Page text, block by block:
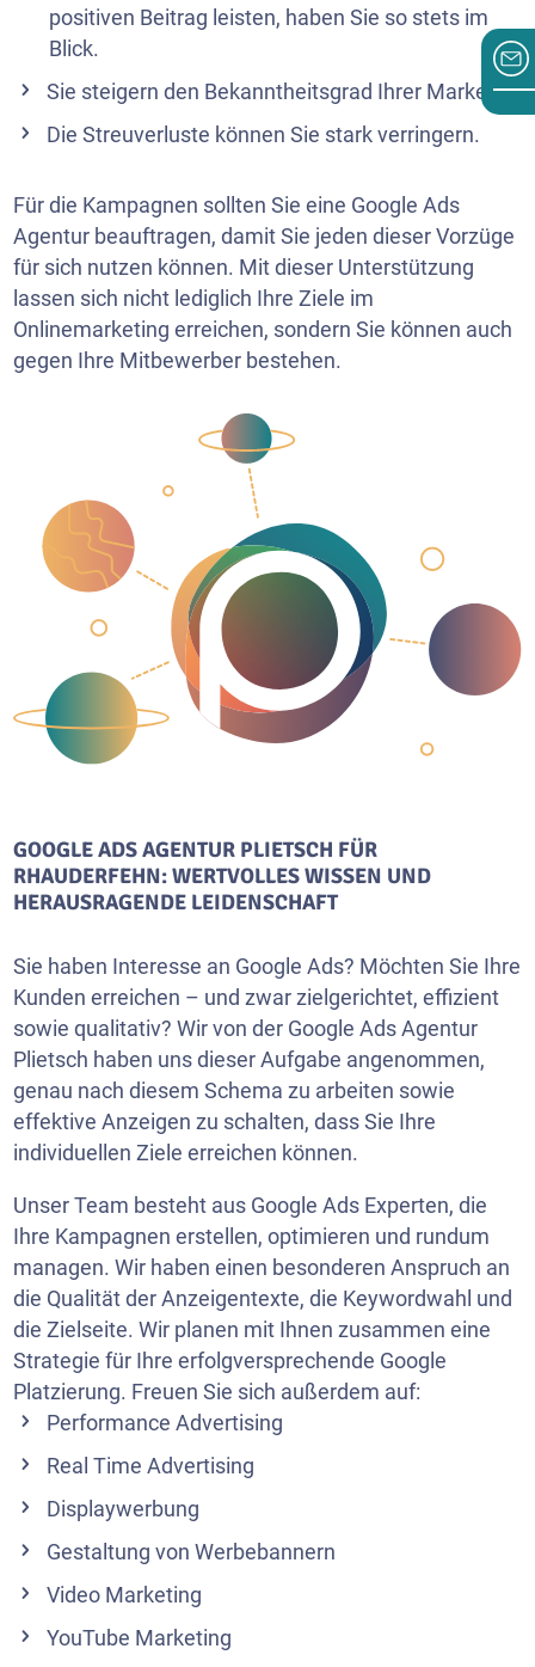
positiven Beitrag leisten, haben Sie so stets im
Blick.
Sie steigern den Bekanntheitsgrad Ihrer Marke.
Die Streuverluste können Sie stark verringern.
Für die Kampagnen sollten Sie eine Google Ads
Agentur beauftragen, damit Sie jeden dieser Vorzüge
für sich nutzen können. Mit dieser Unterstützung
lassen sich nicht lediglich Ihre Ziele im
Onlinemarketing erreichen, sondern Sie können auch
gegen Ihre Mitbewerber bestehen.
GOOGLE ADS AGENTUR PLIETSCH FÜR
RHAUDERFEHN: WERTVOLLES WISSEN UND
HERAUSRAGENDE LEIDENSCHAFT
Sie haben Interesse an Google Ads? Möchten Sie Ihre
Kunden erreichen – und zwar zielgerichtet, effizient
sowie qualitativ? Wir von der Google Ads Agentur
Plietsch haben uns dieser Aufgabe angenommen,
genau nach diesem Schema zu arbeiten sowie
effektive Anzeigen zu schalten, dass Sie Ihre
individuellen Ziele erreichen können.
Unser Team besteht aus Google Ads Experten, die
Ihre Kampagnen erstellen, optimieren und rundum
managen. Wir haben einen besonderen Anspruch an
die Qualität der Anzeigentexte, die Keywordwahl und
die Zielseite. Wir planen mit Ihnen zusammen eine
Strategie für Ihre erfolgversprechende Google
Platzierung. Freuen Sie sich außerdem auf:
Performance Advertising
Real Time Advertising
Displaywerbung
Gestaltung von Werbebannern
Video Marketing
YouTube Marketing